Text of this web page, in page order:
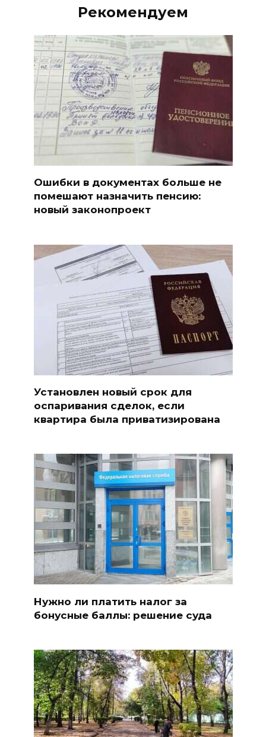
Рекомендуем
Ошибки в документах больше не
помешают назначить пенсию:
новый законопроект
Установлен новый срок для
оспаривания сделок, если
квартира была приватизирована
Нужно ли платить налог за
бонусные баллы: решение суда